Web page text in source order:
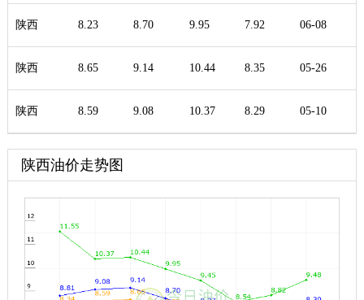
陕西 8.23 8.70 9.95 7.92 06-08
陕西 8.65 9.14 10.44 8.35 05-26
陕西 8.59 9.08 10.37 8.29 05-10
陕西油价走势图